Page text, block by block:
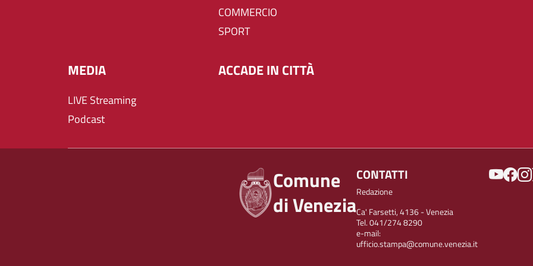
COMMERCIO
SPORT
MEDIA
LIVE Streaming
Podcast
ACCADE IN CITTÀ
Comune
di Venezia
CONTATTI
Redazione
Ca' Farsetti, 4136 - Venezia
Tel. 041/274 8290
e-mail:
ufficio.stampa@comune.venezia.it